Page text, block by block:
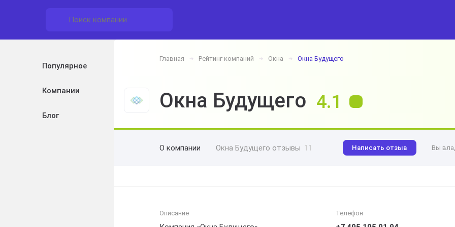
Популярное
Компании
Блог
Главная ➔ Рейтинг компаний ➔ Окна ➔ Окна Будущего
Окна Будущего 4.1
О компании Окна Будущего отзывы 11 Написать отзыв Вы
Описание Телефон